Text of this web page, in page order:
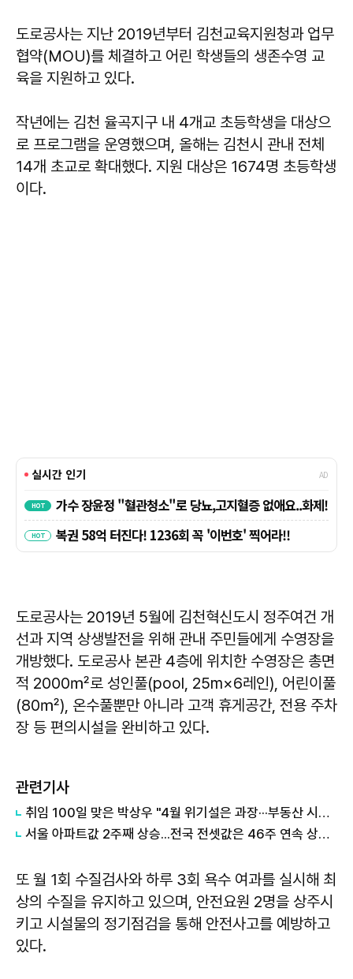
도로공사는 지난 2019년부터 김천교육지원청과 업무
협약(MOU)를 체결하고 어린 학생들의 생존수영 교
육을 지원하고 있다.
작년에는 김천 율곡지구 내 4개교 초등학생을 대상으
로 프로그램을 운영했으며, 올해는 김천시 관내 전체
14개 초교로 확대했다. 지원 대상은 1674명 초등학생
이다.
도로공사는 2019년 5월에 김천혁신도시 정주여건 개
선과 지역 상생발전을 위해 관내 주민들에게 수영장을
개방했다. 도로공사 본관 4층에 위치한 수영장은 총면
적 2000㎡로 성인풀(pool, 25m×6레인), 어린이풀
(80㎡), 온수풀뿐만 아니라 고객 휴게공간, 전용 주차
장 등 편의시설을 완비하고 있다.
관련기사
취임 100일 맞은 박상우 "4월 위기설은 과장···부동산 시장 안정화 추진하겠다"
서울 아파트값 2주째 상승...전국 전셋값은 46주 연속 상승세
또 월 1회 수질검사와 하루 3회 욕수 여과를 실시해 최
상의 수질을 유지하고 있으며, 안전요원 2명을 상주시
키고 시설물의 정기점검을 통해 안전사고를 예방하고
있다.